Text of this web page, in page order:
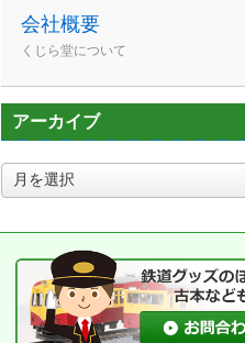
会社概要
くじら堂について
アーカイブ
ア
ー
ブ